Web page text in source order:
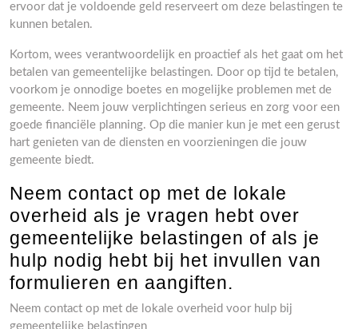
ervoor dat je voldoende geld reserveert om deze belastingen te
kunnen betalen.
Kortom, wees verantwoordelijk en proactief als het gaat om het
betalen van gemeentelijke belastingen. Door op tijd te betalen,
voorkom je onnodige boetes en mogelijke problemen met de
gemeente. Neem jouw verplichtingen serieus en zorg voor een
goede financiële planning. Op die manier kun je met een gerust
hart genieten van de diensten en voorzieningen die jouw
gemeente biedt.
Neem contact op met de lokale
overheid als je vragen hebt over
gemeentelijke belastingen of als je
hulp nodig hebt bij het invullen van
formulieren en aangiften.
Neem contact op met de lokale overheid voor hulp bij
gemeentelijke belastingen